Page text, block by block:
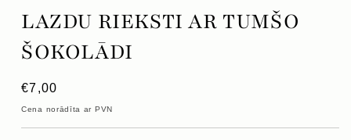
1
modālajā
logā
LAZDU RIEKSTI AR TUMŠO
ŠOKOLĀDI
Parastā
cena
€7,00
Cena norādīta ar PVN